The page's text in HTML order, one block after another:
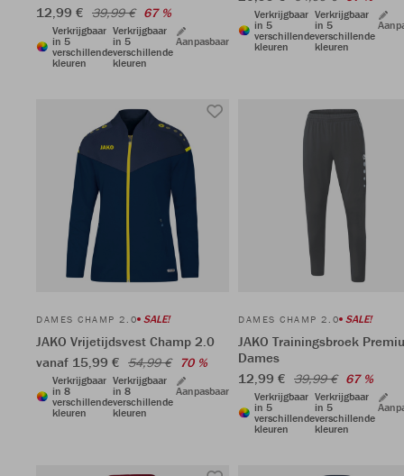
12,99 € 39,99 € 67 %
Verkrijgbaar
in 5
verschillende
kleuren
Verkrijgbaar
in 5
verschillende
kleuren
Aanpasbaar
Verkrijgbaar
in 5
verschillende
kleuren
Verkrijgbaar
in 5
verschillende
kleuren
DAMES CHAMP 2.0 SALE!
JAKO Vrijetijdsvest Champ 2.0
vanaf 15,99 € 54,99 € 70 %
Verkrijgbaar
in 8
verschillende
kleuren
Verkrijgbaar
in 8
verschillende
kleuren
Aanpasbaar
DAMES CHAMP 2.0 SALE!
JAKO Trainingsbroek
Dames
12,99 € 39,99 € 67 %
Verkrijgbaar
in 5
verschillende
kleuren
Verkrijgbaar
in 5
verschillende
kleuren